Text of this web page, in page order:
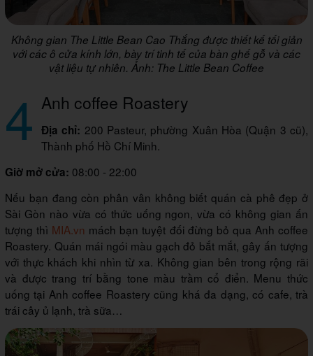
Không gian The Little Bean Cao Thắng được thiết kế tối giản
với các ô cửa kính lớn, bày trí tinh tế của bàn ghế gỗ và các
vật liệu tự nhiên. Ảnh: The Little Bean Coffee
4 Anh coffee Roastery
Địa chỉ: 200 Pasteur, phường Xuân Hòa (Quận 3 cũ),
Thành phố Hồ Chí Minh.
Giờ mở cửa: 08:00 - 22:00
Nếu bạn đang còn phân vân không biết quán cà phê đẹp ở
Sài Gòn nào vừa có thức uống ngon, vừa có không gian ấn
tượng thì MIA.vn mách bạn tuyệt đối đừng bỏ qua Anh coffee
Roastery. Quán mái ngói màu gạch đỏ bắt mắt, gây ấn tượng
với thực khách khi nhìn từ xa. Không gian bên trong rộng rãi
và được trang trí bằng tone màu trầm cổ điển. Menu thức
uống tại Anh coffee Roastery cũng khá đa dạng, có cafe, trà
trái cây ủ lạnh, trà sữa…